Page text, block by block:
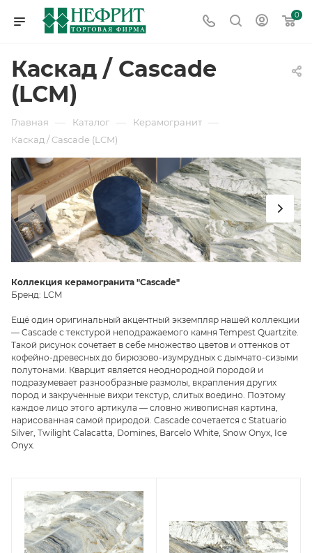
0
Каскад / Cascade
(LCM)
Главная — Каталог — Керамогранит —
Каскад / Cascade (LCM)
Коллекция керамогранита "Cascade"
Бренд: LCM
Ещё один оригинальный акцентный экземпляр нашей коллекции
— Cascade с текстурой неподражаемого камня Tempest Quartzite.
Такой рисунок сочетает в себе множество цветов и оттенков от
кофейно-древесных до бирюзово-изумрудных с дымчато-сизыми
полутонами. Кварцит является неоднородной породой и
подразумевает разнообразные размолы, вкрапления других
пород и закрученные вихри текстур, слитых воедино. Поэтому
каждое лицо этого артикула — словно живописная картина,
нарисованная самой природой. Cascade сочетается с Statuario
Silver, Twilight Calacatta, Domines, Barcelo White, Snow Onyx, Ice
Onyx.